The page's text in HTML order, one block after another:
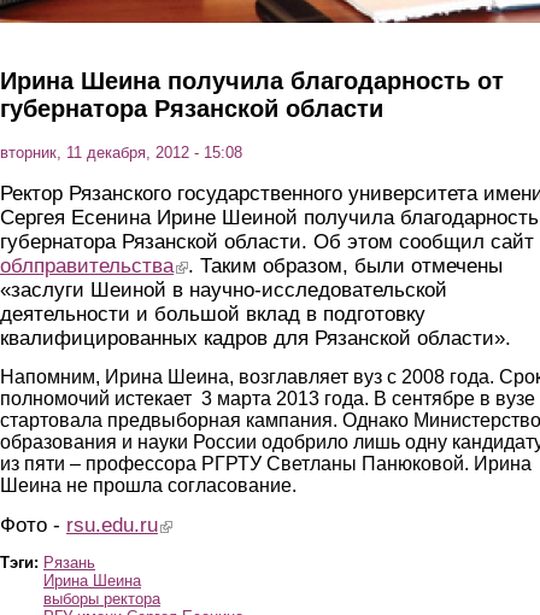
Ирина Шеина получила благодарность от
губернатора Рязанской области
вторник, 11 декабря, 2012 - 15:08
Ректор Рязанского государственного университета
Сергея Есенина Ирине Шеиной получила
губернатора Рязанской области. Об этом сообщил сайт
облправительства(link is external)
. Таким образом, были отмечены
«заслуги Шеиной в научно-исследовательской
деятельности и большой вклад в подготовку
квалифицированных кадров для Рязанской области».
Напомним, Ирина Шеина, возглавляет вуз с 2008 года.
полномочий истекает 3 марта 2013 года. В сентябре в вузе
стартовала предвыборная кампания. Однако Министерство
образования и науки России одобрило лишь одну
из пяти – профессора РГРТУ Светланы Панюковой. Ирина
Шеина не прошла согласование.
Фото - rsu.edu.ru(link is external)
Тэги: Рязань
Ирина Шеина
выборы ректора